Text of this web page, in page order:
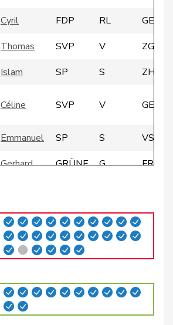
Cyril FDP RL
GE
Thomas SVP V
ZG
Islam SP S ZH
Céline SVP V GE
Emmanuel SP S
VS
Gerhard GRÜNE G
FR
Jacqueline SP S
ZH
Maya Mitte M-E
Nicole Mitte M-E
Kilian GRÜNE G
BE